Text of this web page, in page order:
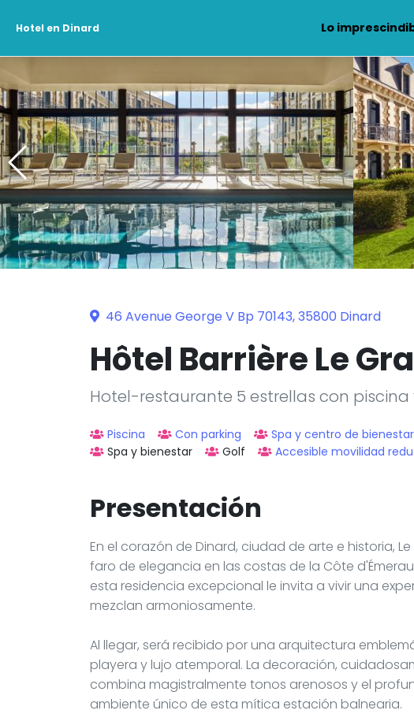
Hotel en Dinard Lo
46 Avenue George V Bp 70143, 35800 Dinard
Hôtel Barrière Le
Hotel-restaurante 5 estrellas con piscina
Piscina Con parking Spa y centro de bienestar
Spa y bienestar
Golf Accesible movilidad
Presentación
En el corazón de Dinard, ciudad de arte e historia,
faro de elegancia en las costas de la Côte
esta residencia excepcional le invita a vivir una
mezclan armoniosamente.
Al llegar, será recibido por una arquitectura
playera y lujo atemporal. La decoración,
combina magistralmente tonos arenosos y el
ambiente único de esta mítica estación balnearia.